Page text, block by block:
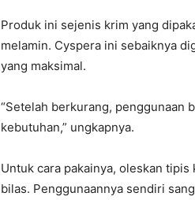
Produk ini sejenis krim yang
melamin. Cyspera ini sebaiknya
yang maksimal.
“Setelah berkurang, penggunaan
kebutuhan,” ungkapnya.
Untuk cara pakainya, oleskan
bilas. Penggunaannya sendiri